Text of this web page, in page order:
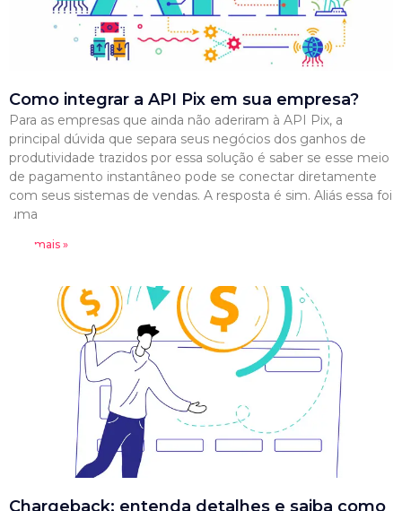
Como integrar a API Pix em sua empresa?
Para as empresas que ainda não aderiram à API Pix, a
principal dúvida que separa seus negócios dos ganhos de
produtividade trazidos por essa solução é saber se esse meio
de pagamento instantâneo pode se conectar diretamente
com seus sistemas de vendas. A resposta é sim. Aliás essa foi
uma
Leia mais »
Chargeback: entenda detalhes e saiba como